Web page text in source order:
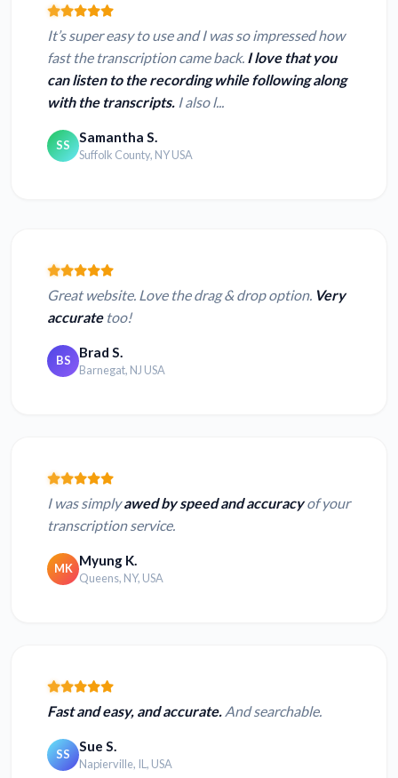
It’s super easy to use and I was so impressed how
fast the transcription came back. I love that you
can listen to the recording while following along
with the transcripts. I also l...
SS Samantha S.
Suffolk County, NY USA
Great website. Love the drag & drop option. Very
accuratetoo!
BS Brad S.
Barnegat, NJ USA
I was simplyawed by speed and accuracyof your
transcription service.
MK Myung K.
Queens, NY, USA
Fast and easy, and accurate. And searchable.
SS Sue S.
Napierville, IL, USA